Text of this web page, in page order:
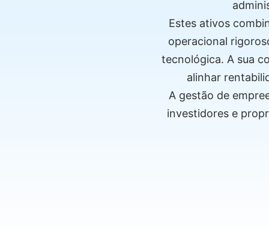
Estes ativos
operacional
tecnológica. A sua
alinhar
A gestão de
investidores e